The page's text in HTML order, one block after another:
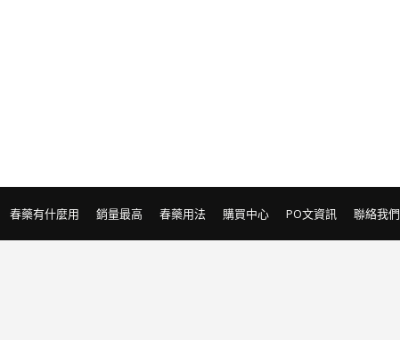
春藥有什麼用 銷量最高 春藥用法 購買中心 PO文資訊 聯絡我們